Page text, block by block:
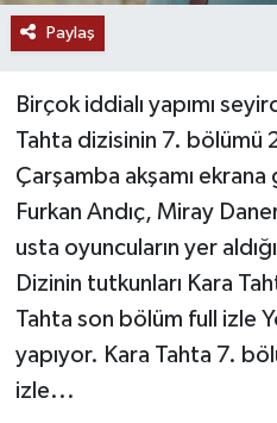
Paylaş
Birçok iddialı yapımı
Tahta dizisinin 7. bölümü
Çarşamba akşamı
Furkan Andıç, Miray
usta oyuncuların yer
Dizinin tutkunları Kara
Tahta son bölüm full izle
yapıyor. Kara Tahta 7.
izle...
MEDYA
OTOMOTİV
TEKNOLOJİ
YAŞAM
KÜLTÜR SANAT